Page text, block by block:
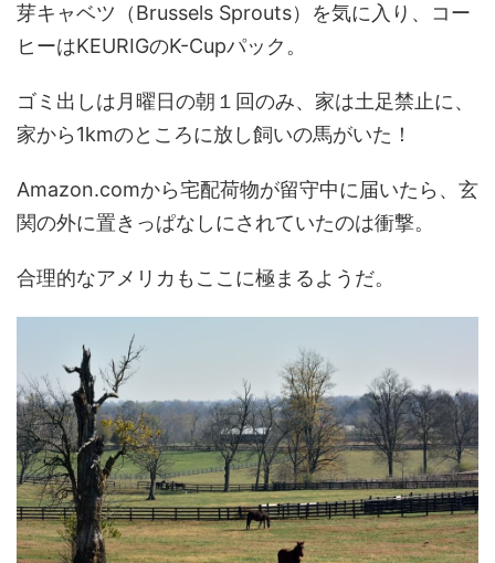
芽キャベツ（Brussels Sprouts）を気に入り、コー
ヒーはKEURIGのK-Cupパック。
ゴミ出しは月曜日の朝１回のみ、家は土足禁止に、
家から1kmのところに放し飼いの馬がいた！
Amazon.comから宅配荷物が留守中に届いたら、玄
関の外に置きっぱなしにされていたのは衝撃。
合理的なアメリカもここに極まるようだ。